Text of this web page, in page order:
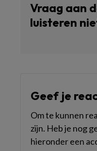
Vraag aan
luisteren
Geef je
Om te kunnen
zijn. Heb je nog
hieronder een